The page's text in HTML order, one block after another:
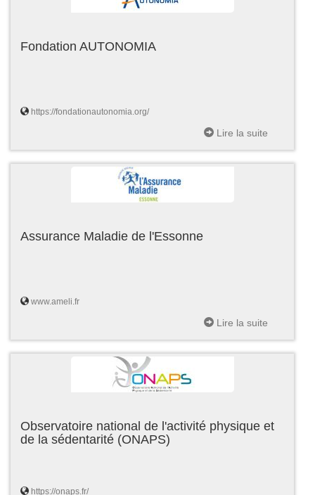
Fondation AUTONOMIA
https://fondationautonomia.org/
Lire la suite
Assurance Maladie de l'Essonne
www.ameli.fr
Lire la suite
Observatoire national de l'activité physique et
de la sédentarité (ONAPS)
https://onaps.fr/